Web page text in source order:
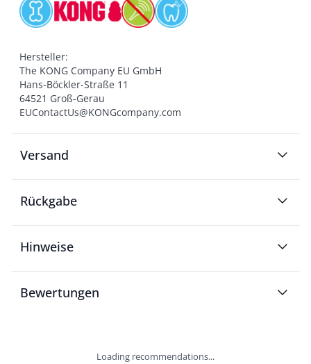
Hersteller:
The KONG Company EU GmbH
Hans-Böckler-Straße 11
64521 Groß-Gerau
EUContactUs@KONGcompany.com
Versand
Rückgabe
Hinweise
Bewertungen
Loading recommendations...